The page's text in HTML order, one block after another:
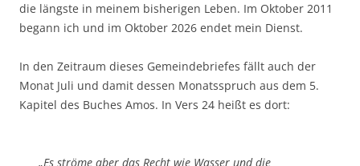
die längste in meinem bisherigen Leben. Im Oktober 2011
begann ich und im Oktober 2026 endet mein Dienst.
In den Zeitraum dieses Gemeindebriefes fällt auch der
Monat Juli und damit dessen Monatsspruch aus dem 5.
Kapitel des Buches Amos. In Vers 24 heißt es dort:
„Es ströme aber das Recht wie Wasser und die